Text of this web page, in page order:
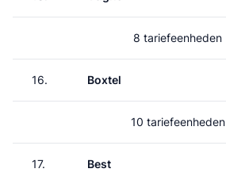
8 tariefeenheden
16. Boxtel
10 tariefeenheden
17. Best